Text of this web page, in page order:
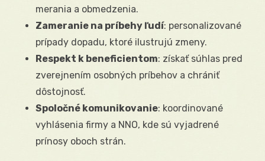
merania a obmedzenia.
Zameranie na príbehy ľudí: personalizované
prípady dopadu, ktoré ilustrujú zmeny.
Respekt k beneficientom: získať súhlas pred
zverejnením osobných príbehov a chrániť
dôstojnosť.
Spoločné komunikovanie: koordinované
vyhlásenia firmy a NNO, kde sú vyjadrené
prínosy oboch strán.